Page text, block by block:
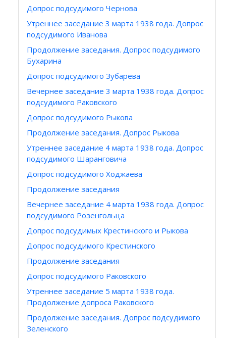
Допрос подсудимого Чернова
Утреннее заседание 3 марта 1938 года. Допрос
подсудимого Иванова
Продолжение заседания. Допрос подсудимого
Бухарина
Допрос подсудимого Зубарева
Вечернее заседание 3 марта 1938 года. Допрос
подсудимого Раковского
Допрос подсудимого Рыкова
Продолжение заседания. Допрос Рыкова
Утреннее заседание 4 марта 1938 года. Допрос
подсудимого Шаранговича
Допрос подсудимого Ходжаева
Продолжение заседания
Вечернее заседание 4 марта 1938 года. Допрос
подсудимого Розенгольца
Допрос подсудимых Крестинского и Рыкова
Допрос подсудимого Крестинского
Продолжение заседания
Допрос подсудимого Раковского
Утреннее заседание 5 марта 1938 года.
Продолжение допроса Раковского
Продолжение заседания. Допрос подсудимого
Зеленского